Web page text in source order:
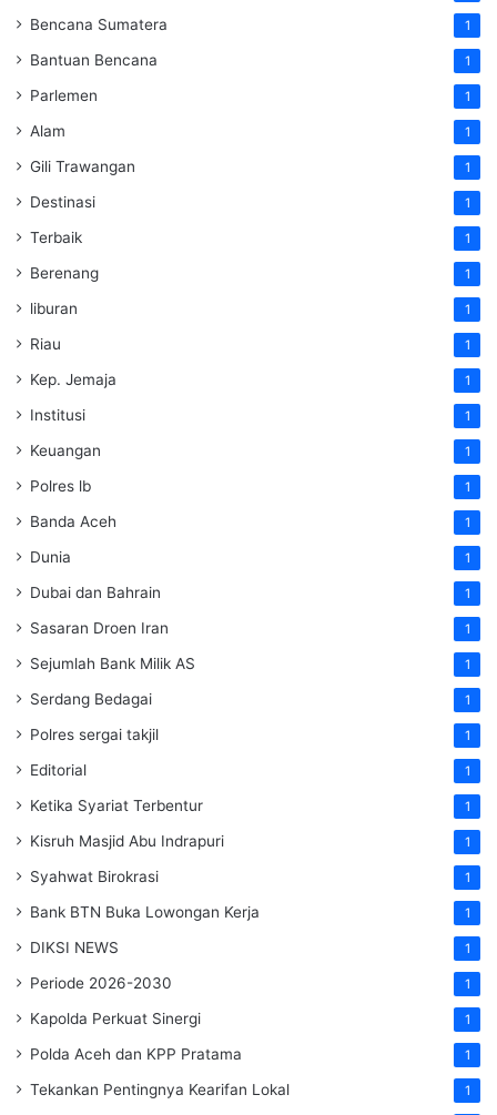
Bencana Sumatera 1
Bantuan Bencana 1
Parlemen 1
Alam 1
Gili Trawangan 1
Destinasi 1
Terbaik 1
Berenang 1
liburan 1
Riau 1
Kep. Jemaja 1
Institusi 1
Keuangan 1
Polres lb 1
Banda Aceh 1
Dunia 1
Dubai dan Bahrain 1
Sasaran Droen Iran 1
Sejumlah Bank Milik AS 1
Serdang Bedagai 1
Polres sergai takjil 1
Editorial 1
Ketika Syariat Terbentur 1
Kisruh Masjid Abu Indrapuri 1
Syahwat Birokrasi 1
Bank BTN Buka Lowongan Kerja 1
DIKSI NEWS 1
Periode 2026-2030 1
Kapolda Perkuat Sinergi 1
Polda Aceh dan KPP Pratama 1
Tekankan Pentingnya Kearifan Lokal 1